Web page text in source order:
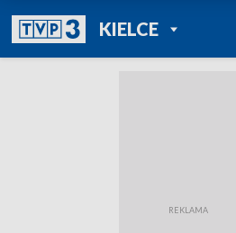
KIELCEPOWRÓT DO
TVP REGIONY